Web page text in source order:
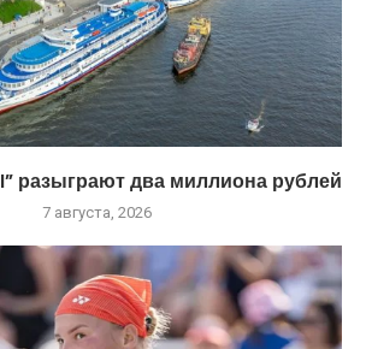
разыграют два миллиона рублей
7 августа, 2026